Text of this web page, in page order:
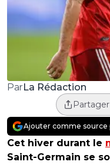
ParLa Rédaction
Ajouter comme source
Cet hiver durant le
Saint-Germain se